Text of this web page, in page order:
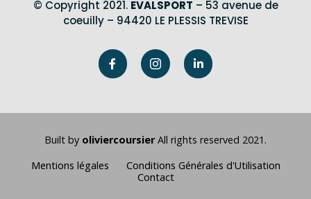
© Copyright 2021. EVALSPORT – 53 avenue de
coeuilly – 94420 LE PLESSIS TREVISE
Built by oliviercoursier All rights reserved 2021.
Mentions légales
Conditions Générales d'Utilisation
Contact